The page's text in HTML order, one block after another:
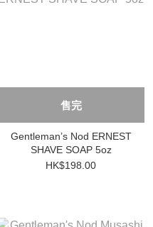
售完
Gentleman’s Nod ERNEST
SHAVE SOAP 5oz
HK$198.00